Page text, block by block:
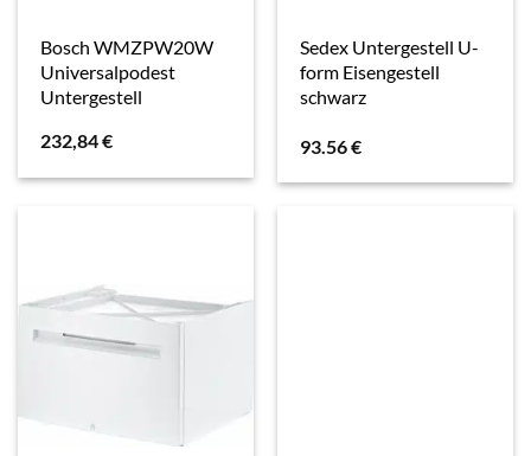
Bosch WMZPW20W
Universalpodest
Untergestell
232,84€
Sedex Untergestell U-
form Eisengestell
schwarz
93.56€